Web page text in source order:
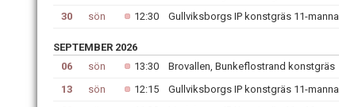
30
sön 12:30 Gullviksborgs IP konstgräs 11-manna
SEPTEMBER 2026
06
sön 13:30 Brovallen, Bunkeflostrand konstgräs
13
sön 12:15 Gullviksborgs IP konstgräs 11-manna